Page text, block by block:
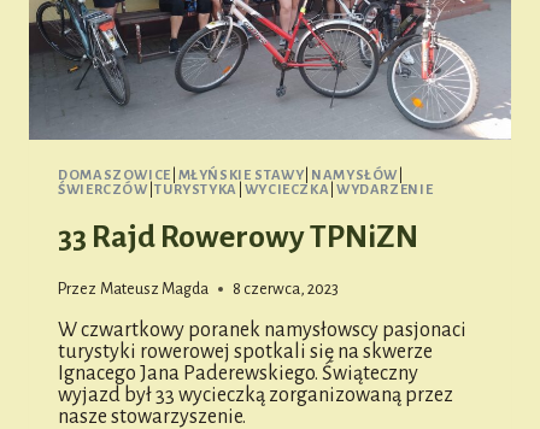
DOMASZOWICE MŁYŃSKIE STAWY NAMYSŁÓW
ŚWIERCZÓW |TURYSTYKA WYCIECZKA WYDARZENIE
33 Rajd Rowerowy TPNiZN
Przez Mateusz Magda 8 czerwca, 2023
W czwartkowy poranek namysłowscy pasjonaci
turystyki rowerowej spotkali się na skwerze
Ignacego Jana Paderewskiego. Świąteczny
wyjazd był 33 wycieczką zorganizowaną przez
nasze stowarzyszenie.